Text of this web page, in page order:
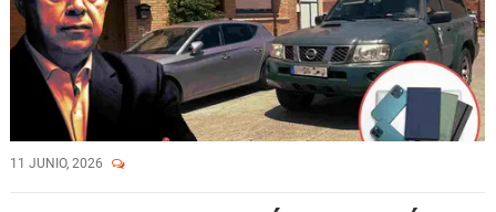
11 JUNIO, 2026